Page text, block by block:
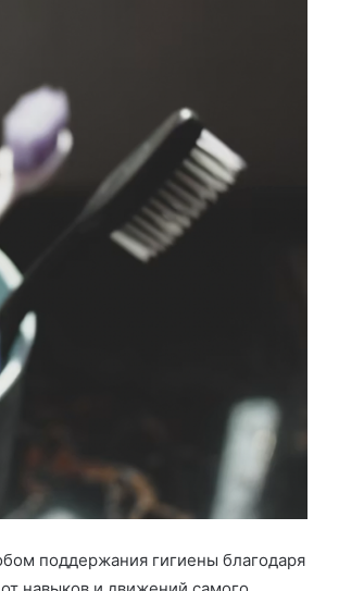
поддержания гигиены благодаря